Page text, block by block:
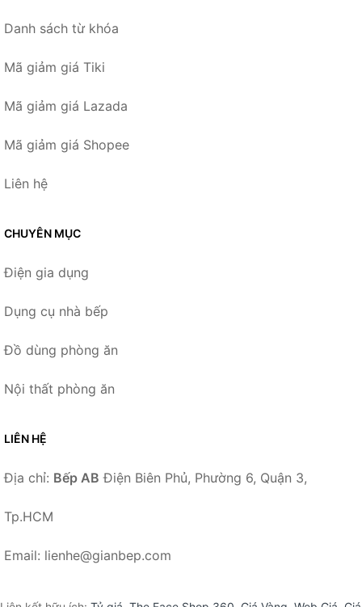
Danh sách từ khóa
Mã giảm giá Tiki
Mã giảm giá Lazada
Mã giảm giá Shopee
Liên hệ
CHUYÊN MỤC
Điện gia dụng
Dụng cụ nhà bếp
Đồ dùng phòng ăn
Nội thất phòng ăn
LIÊN HỆ
Địa chỉ: Bếp AB Điện Biên Phủ, Phường 6, Quận 3,
Tp.HCM
Email: lienhe@gianbep.com